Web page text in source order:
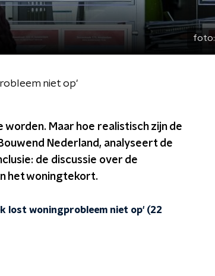
foto:
niet op'
Maar hoe realistisch zijn de
Nederland, analyseert de
de discussie over de
het woningtekort.
lost woningprobleem niet op' (22